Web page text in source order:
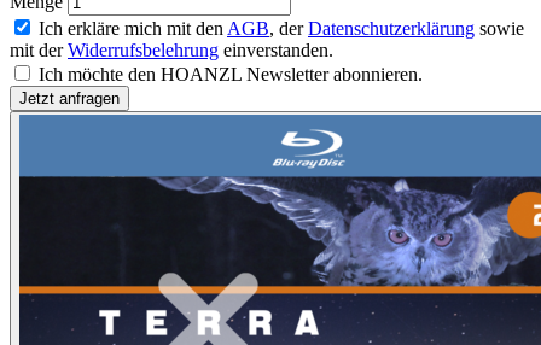
Ich erkläre mich mit den AGB, derDatenschutzerklärung sowie
mit derWiderrufsbelehrung einverstanden.
Ich möchte den HOANZL Newsletter abonnieren.